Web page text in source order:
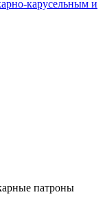
карусельным и
патроны